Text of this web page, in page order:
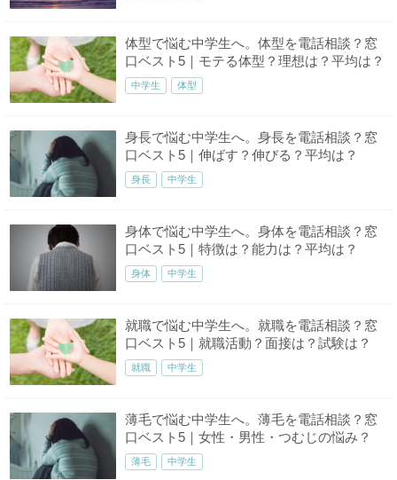
体型で悩む中学生へ。体型を電話相談？窓
口ベスト5｜モテる体型？理想は？平均は？
中学生 体型
身長で悩む中学生へ。身長を電話相談？窓
口ベスト5｜伸ばす？伸びる？平均は？
身長 中学生
身体で悩む中学生へ。身体を電話相談？窓
口ベスト5｜特徴は？能力は？平均は？
身体 中学生
就職で悩む中学生へ。就職を電話相談？窓
口ベスト5｜就職活動？面接は？試験は？
就職 中学生
薄毛で悩む中学生へ。薄毛を電話相談？窓
口ベスト5｜女性・男性・つむじの悩み？
薄毛 中学生